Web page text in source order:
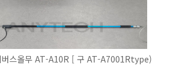
버스올무 AT-A10R [ 구 AT-A7001Rtype)